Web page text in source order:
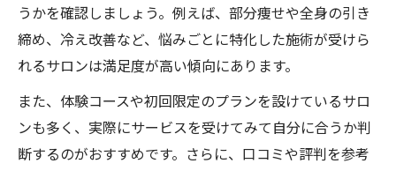
うかを確認しましょう。例えば、部分痩せや全身の引き
締め、冷え改善など、悩みごとに特化した施術が受けら
れるサロンは満足度が高い傾向にあります。
また、体験コースや初回限定のプランを設けているサロ
ンも多く、実際にサービスを受けてみて自分に合うか判
断するのがおすすめです。さらに、口コミや評判を参考